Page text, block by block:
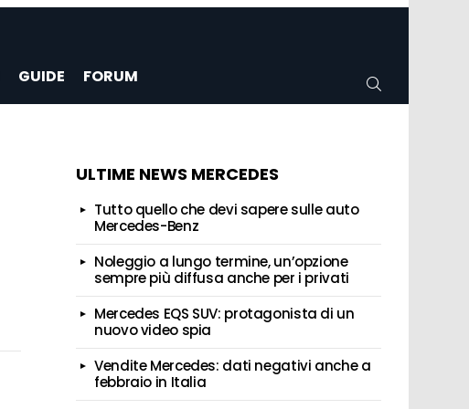
GUIDE FORUM
ULTIME NEWS MERCEDES
Tutto quello che devi sapere sulle auto
Mercedes-Benz
Noleggio a lungo termine, un’opzione
sempre più diffusa anche per i privati
Mercedes EQS SUV: protagonista di un
nuovo video spia
Vendite Mercedes: dati negativi anche a
febbraio in Italia